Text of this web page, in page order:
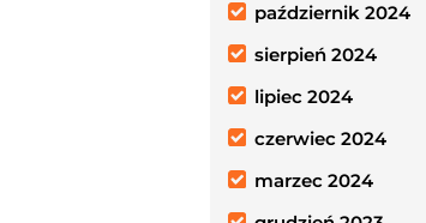
październik 2024
sierpień 2024
lipiec 2024
czerwiec 2024
marzec 2024